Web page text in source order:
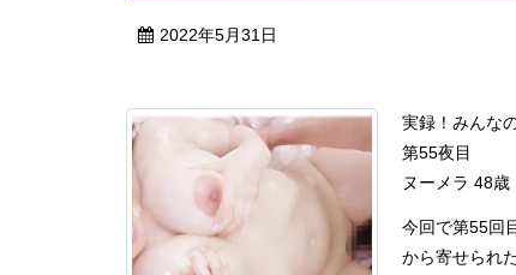
2022年5月31日
実録！みんな
第55夜目
ヌーメラ 48
今回で第55回
から寄せられ